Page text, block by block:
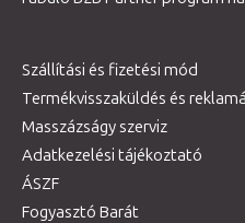
Szállítási és fizetési mód
Termékvisszaküldés és
Masszázságy szerviz
Adatkezelési tájékoztató
ÁSZF
Fogyasztó Barát